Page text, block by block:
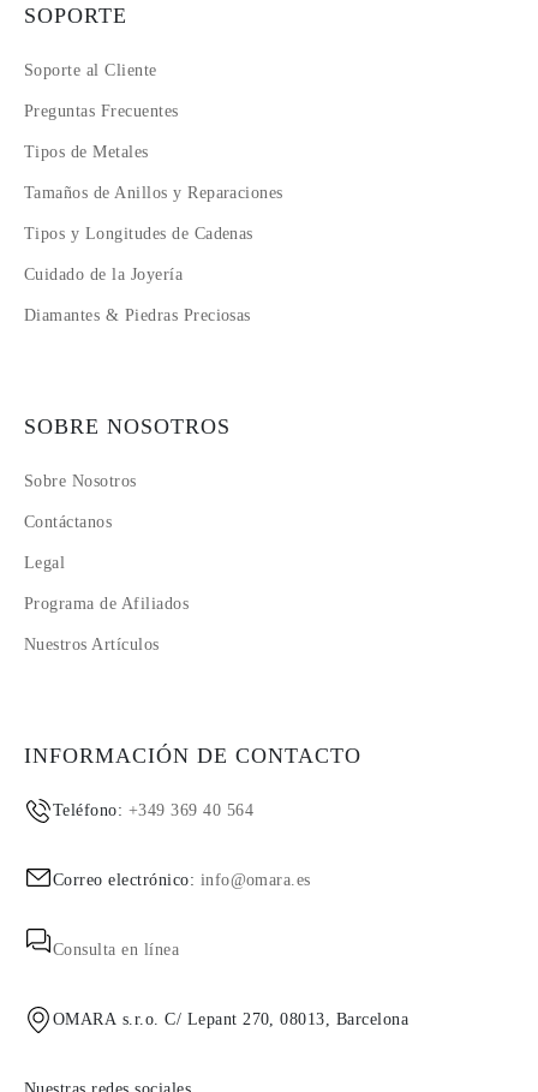
SOPORTE
Soporte al Cliente
Preguntas Frecuentes
Tipos de Metales
Tamaños de Anillos y Reparaciones
Tipos y Longitudes de Cadenas
Cuidado de la Joyería
Diamantes & Piedras Preciosas
SOBRE NOSOTROS
Sobre Nosotros
Contáctanos
Legal
Programa de Afiliados
Nuestros Artículos
INFORMACIÓN DE CONTACTO
Teléfono: +349 369 40 564
Correo electrónico: info@omara.es
Consulta en línea
OMARA s.r.o. C/ Lepant 270, 08013, Barcelona